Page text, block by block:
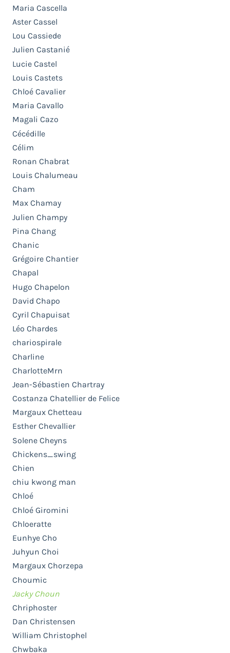
Maria Cascella
Aster Cassel
Lou Cassiede
Julien Castanié
Lucie Castel
Louis Castets
Chloé Cavalier
Maria Cavallo
Magali Cazo
Cécédille
Célim
Ronan Chabrat
Louis Chalumeau
Cham
Max Chamay
Julien Champy
Pina Chang
Chanic
Grégoire Chantier
Chapal
Hugo Chapelon
David Chapo
Cyril Chapuisat
Léo Chardes
chariospirale
Charline
CharlotteMrn
Jean-Sébastien Chartray
Costanza Chatellier de Felice
Margaux Chetteau
Esther Chevallier
Solene Cheyns
Chickens_swing
Chien
chiu kwong man
Chloé
Chloé Giromini
Chloeratte
Eunhye Cho
Juhyun Choi
Margaux Chorzepa
Choumic
Jacky Choun
Chriphoster
Dan Christensen
William Christophel
Chwbaka